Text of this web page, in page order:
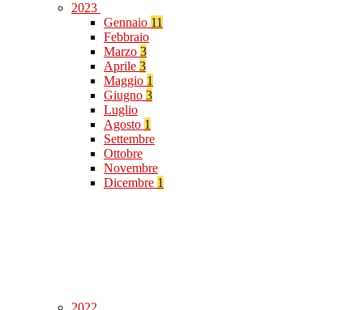
2023
Gennaio 11
Febbraio
Marzo 3
Aprile 3
Maggio 1
Giugno 3
Luglio
Agosto 1
Settembre
Ottobre
Novembre
Dicembre 1